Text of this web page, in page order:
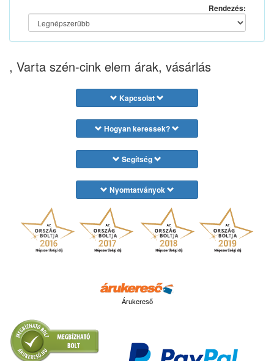
Rendezés:
, Varta szén-cink elem árak, vásárlás
Kapcsolat
Hogyan keressek?
Segítség
Nyomtatványok
Árukereső